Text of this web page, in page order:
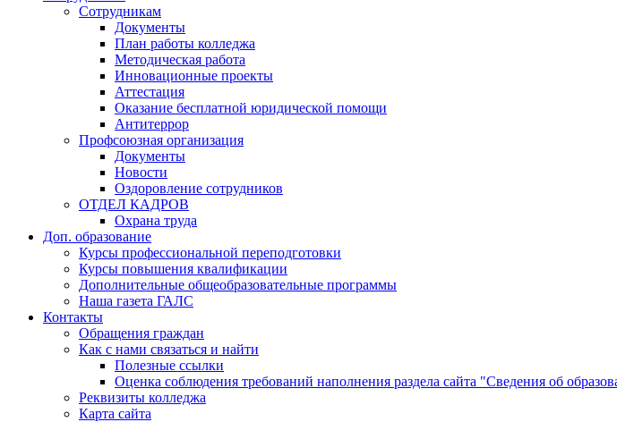
Сотрудникам
Документы
План работы колледжа
Методическая работа
Инновационные проекты
Аттестация
Оказание бесплатной юридической помощи
Антитеррор
Профсоюзная организация
Документы
Новости
Оздоровление сотрудников
ОТДЕЛ КАДРОВ
Охрана труда
Доп. образование
Курсы профессиональной переподготовки
Курсы повышения квалификации
Дополнительные общеобразовательные программы
Наша газета ГАЛС
Контакты
Обращения граждан
Как с нами связаться и найти
Полезные ссылки
Оценка соблюдения требований наполнения раздела сайта "Сведения об
Реквизиты колледжа
Карта сайта